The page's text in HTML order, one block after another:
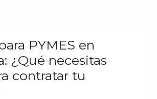
PYMES en
¿Qué necesitas
contratar tu